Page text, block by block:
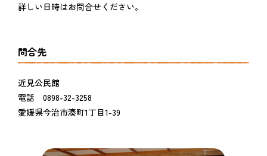
詳しい日時はお問合せください。
問合先
近見公民館
電話 0898-32-3258
愛媛県今治市湊町1丁目1-39